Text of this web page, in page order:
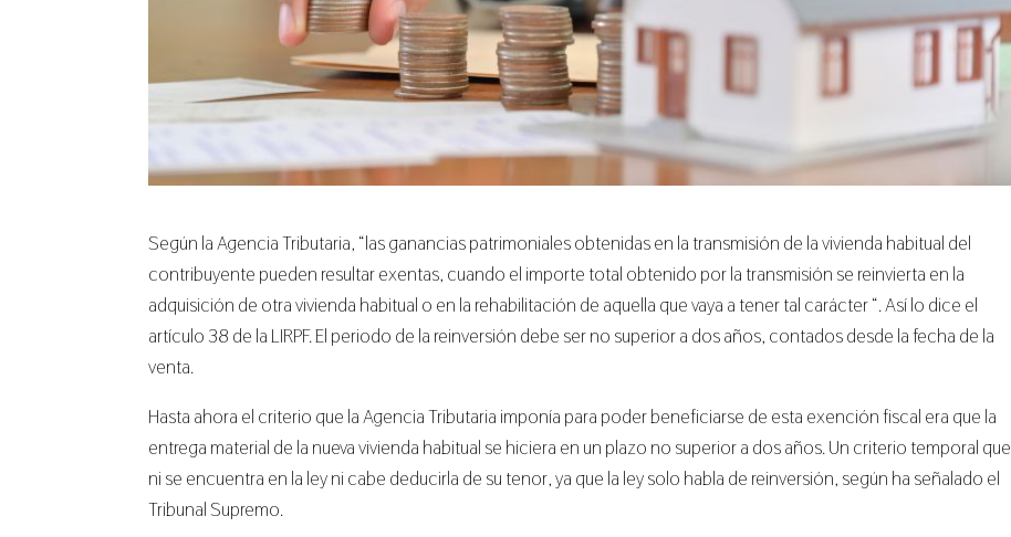
Según la Agencia Tributaria, “las ganancias patrimoniales obtenidas en la transmisión de la vivienda habitual del
contribuyente pueden resultar exentas, cuando el importe total obtenido por la transmisión se reinvierta en la
adquisición de otra vivienda habitual o en la rehabilitación de aquella que vaya a tener tal carácter “. Así lo dice el
artículo 38 de la LIRPF. El periodo de la reinversión debe ser no superior a dos años, contados desde la fecha de la
venta.
Hasta ahora el criterio que la Agencia Tributaria imponía para poder beneficiarse de esta exención fiscal era que la
entrega material de la nueva vivienda habitual se hiciera en un plazo no superior a dos años. Un criterio temporal que
ni se encuentra en la ley ni cabe deducirla de su tenor, ya que la ley solo habla de reinversión, según ha señalado el
Tribunal Supremo.